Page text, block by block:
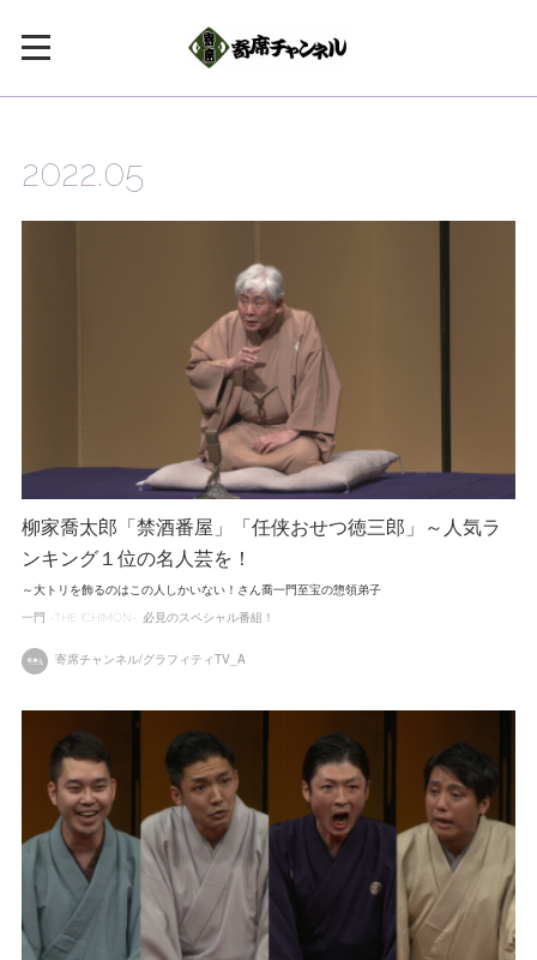
2022.05
柳家喬太郎「禁酒番屋」「任侠おせつ徳三郎」～人気ラ
ンキング１位の名人芸を！
～大トリを飾るのはこの人しかいない！さん喬一門至宝の惣領弟子
一門 -THE ICHIMON- 必見のスペシャル番組！
寄席チャンネル/グラフィティTV_A